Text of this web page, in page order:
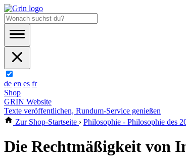
de en es fr
Shop
GRIN Website
Texte veröffentlichen, Rundum-Service genießen
Zur Shop-Startseite › Philosophie - Philosophie des
Die Rechtmäßigkeit von